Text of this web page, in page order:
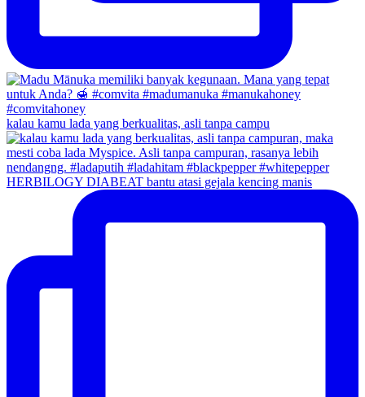
kalau kamu lada yang berkualitas, asli tanpa campu
HERBILOGY DIABEAT bantu atasi gejala kencing manis